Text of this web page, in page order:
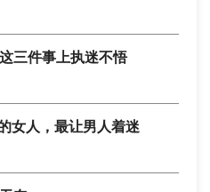
三件事上执迷不悟
女人，最让男人着迷